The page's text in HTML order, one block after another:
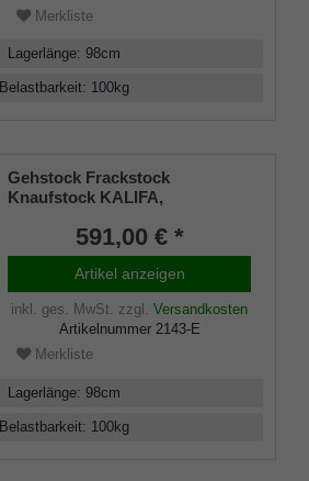
inklusiv Schlankpuffer.
Merkliste
Lagerlänge: 98cm
Belastbarkeit: 100kg
Gehstock Frackstock
Knaufstock KALIFA,
echtem 925/1000 Sterling Silber
mit säulenähnlichen
Verzierungen, aufgesetzt auf
einen Stock aus edlem
Makassar Ebenholz, inklusiv
Schlankpuffer.
591,00 € *
Artikel anzeigen
inkl. ges. MwSt. zzgl. Versandkosten
Artikelnummer 2143-E
Merkliste
Lagerlänge: 98cm
Belastbarkeit: 100kg